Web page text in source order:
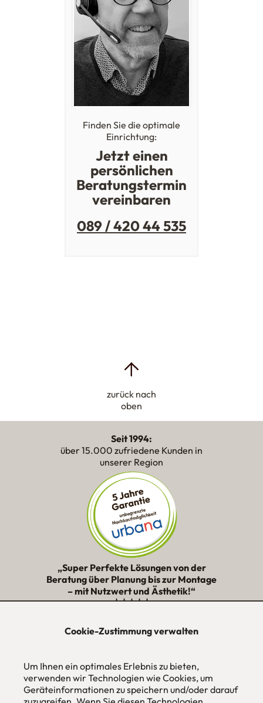
Cookie-Zustimmung verwalten
Um Ihnen ein optimales Erlebnis zu bieten,
verwenden wir Technologien wie Cookies, um
Geräteinformationen zu speichern und/oder darauf
Finden Sie die optimale
Einrichtung:
Jetzt einen
persönlichen
Beratungstermin
vereinbaren
089 / 420 44 535
zurück nach
oben
Seit 1994:
über 15.000 zufriedene Kunden in
unserer Region
„Super Perfekte Lösungen von der
Beratung über Planung bis zur Montage
– mit Nutzwert und Ästhetik!“
★★★★★
ohne Mehrpreis nach Maß
Hans Pinsel-Str. 1
im DreierHaus